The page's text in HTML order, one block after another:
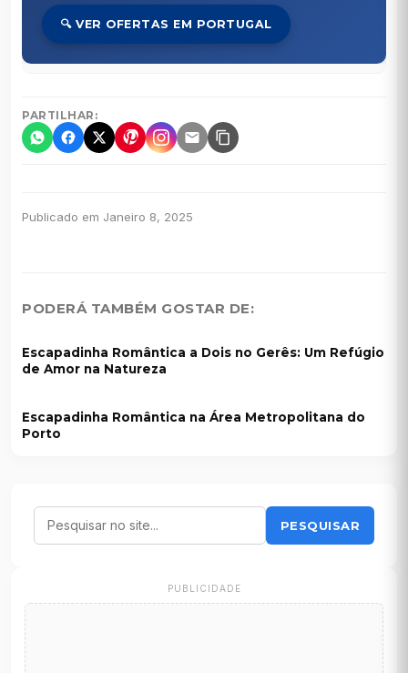
🔍 VER OFERTAS EM PORTUGAL
PARTILHAR:
Publicado em Janeiro 8, 2025
PODERÁ TAMBÉM GOSTAR DE:
Escapadinha Romântica a Dois no Gerês: Um Refúgio
de Amor na Natureza
Escapadinha Romântica na Área Metropolitana do
Porto
PESQUISAR
PUBLICIDADE